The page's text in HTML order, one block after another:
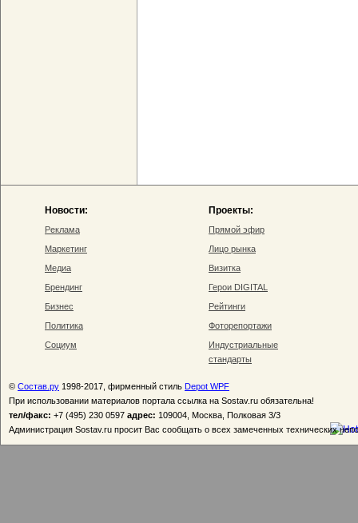
Новости:
Реклама
Маркетинг
Медиа
Брендинг
Бизнес
Политика
Социум
Проекты:
Прямой эфир
Лицо рынка
Визитка
Герои DIGITAL
Рейтинги
Фоторепортажи
Индустриальные
стандарты
© Состав.ру 1998-2017, фирменный стиль Depot WPF
При использовании материалов портала ссылка на Sostav.ru обязательна!
тел/факс: +7 (495) 230 0597 адрес: 109004, Москва, Полковая 3/3
Администрация Sostav.ru просит Вас сообщать о всех замеченных технических